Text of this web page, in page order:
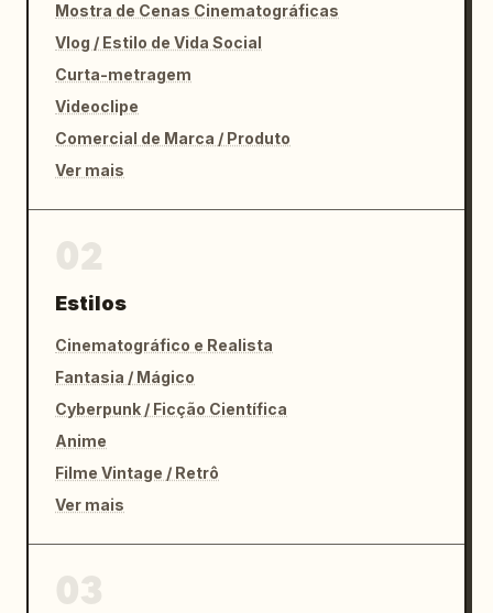
Mostra de Cenas Cinematográficas
Vlog / Estilo de Vida Social
Curta-metragem
Videoclipe
Comercial de Marca / Produto
Ver mais
Estilos
Cinematográfico e Realista
Fantasia / Mágico
Cyberpunk / Ficção Científica
Anime
Filme Vintage / Retrô
Ver mais